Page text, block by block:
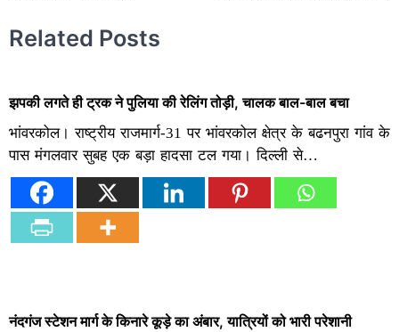
Related Posts
झपकी लगते ही ट्रक ने पुलिया की रेलिंग तोड़ी, चालक बाल-बाल बचा
भांवरकोल। राष्ट्रीय राजमार्ग-31 पर भांवरकोल क्षेत्र के बढनपुरा गांव के
पास मंगलवार सुबह एक बड़ा हादसा टल गया। दिल्ली से…
नंदगंज स्टेशन मार्ग के किनारे कूड़े का अंबार, यात्रियों को भारी परेशानी